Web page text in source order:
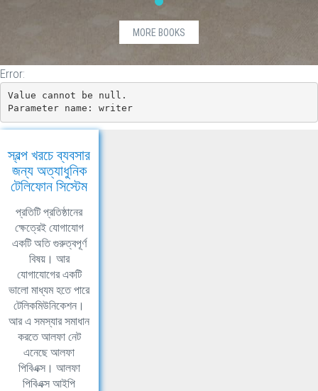
@item.ListPrice.Value.ToString("0.00")
MORE BOOKS
Error:
Value cannot be null.
Parameter name: writer
স্বল্প খরচে ব্যবসার
জন্য অত্যাধুনিক
টেলিফোন সিস্টেম
প্রতিটি প্রতিষ্ঠানের
ক্ষেত্রেই যোগাযোগ
একটি অতি গুরুত্বপূর্ণ
বিষয়। আর
যোগাযোগের একটি
ভালো মাধ্যম হতে পারে
টেলিকমিউনিকেশন।
আর এ সমস্যার সমাধান
করতে আলফা নেট
এনেছে আলফা
পিবিএক্স। আলফা
পিবিএক্স আইপি